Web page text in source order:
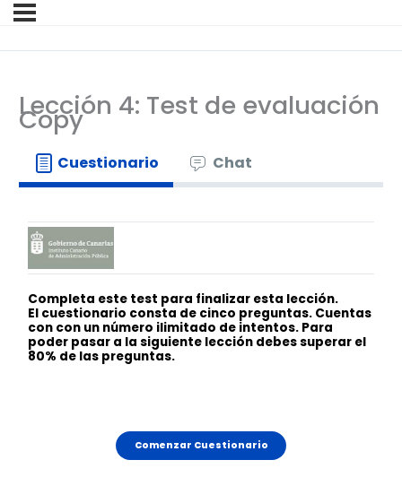
Lección 4: Test de evaluación
Copy
Cuestionario Chat
Completa este test para finalizar esta lección.
El cuestionario consta de cinco preguntas. Cuentas
con con unnúmero ilimitado de intentos. Para
poder pasar a la siguiente lección debes superar el
80% de las preguntas.